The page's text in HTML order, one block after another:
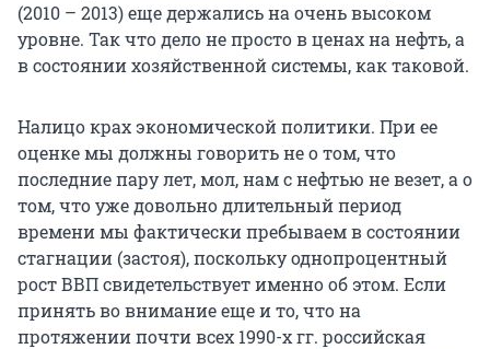
(2010 – 2013) еще держались на очень высоком
уровне. Так что дело не просто в ценах на нефть, а
в состоянии хозяйственной системы, как таковой.
Налицо крах экономической политики. При ее
оценке мы должны говорить не о том, что
последние пару лет, мол, нам с нефтью не везет, а о
том, что уже довольно длительный период
времени мы фактически пребываем в состоянии
стагнации (застоя), поскольку однопроцентный
рост ВВП свидетельствует именно об этом. Если
принять во внимание еще и то, что на
протяжении почти всех 1990-х гг. российская